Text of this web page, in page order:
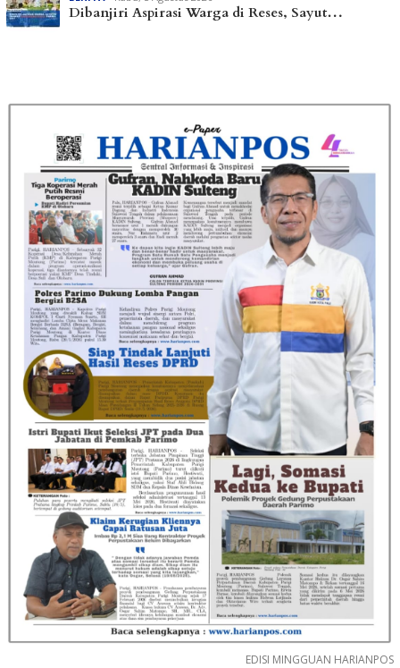
Dibanjiri Aspirasi Warga di Reses, Sayut…
EDISI MINGGUAN HARIANPOS